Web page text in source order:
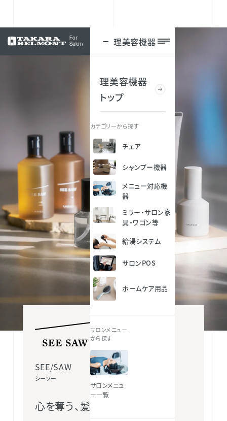
For
Salon
理美容機器
理美容機器
トップ
カテゴリーから探す
チェア
シャンプー機器
メニュー対応機
器
ミラー・サロン家
具・ワゴン等
給湯システム
サロンPOS
ホームケア用品
サロンメニュー
から探す
サロンメニュ
ー一覧
ログイン
SEE/SAW
シーソー
心を奪う、髪になる。